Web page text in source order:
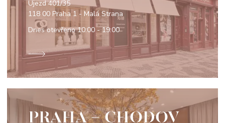
Újezd 401/35
118 00 Praha 1 - Malá Strana
Dnes otevřeno10:00 - 19:00
PRAHA - CHODOV